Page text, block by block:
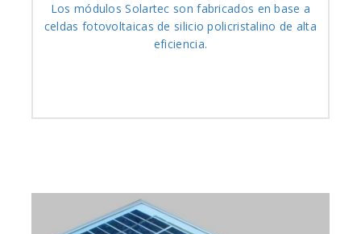
Los módulos Solartec son fabricados en base a
celdas fotovoltaicas de silicio policristalino de alta
eficiencia.